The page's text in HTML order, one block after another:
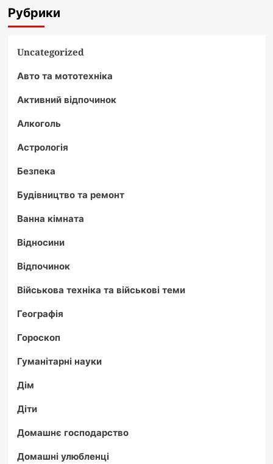
Рубрики
Uncategorized
Авто та мототехніка
Активний відпочинок
Алкоголь
Астрологія
Безпека
Будівництво та ремонт
Ванна кімната
Відносини
Відпочинок
Військова техніка та військові теми
Географія
Гороскоп
Гуманітарні науки
Дім
Діти
Домашнє господарство
Домашні улюбленці